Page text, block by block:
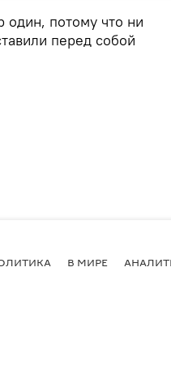
потому что ни
перед собой
В МИРЕ